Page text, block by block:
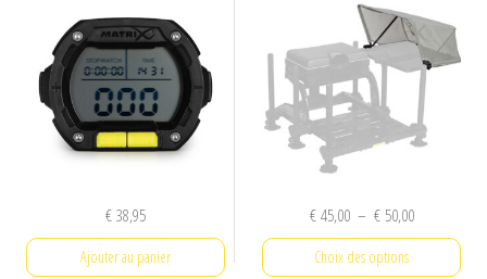
€38,95
Ajouter au panier
€45,00 – €50,00Plage
de
Choix des options